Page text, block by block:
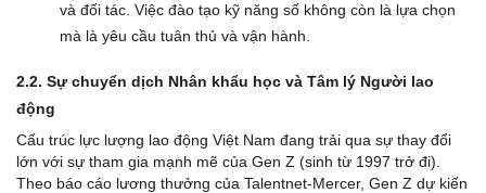
và đối tác. Việc đào tạo kỹ năng số không còn là lựa chọn
mà là yêu cầu tuân thủ và vận hành.
2.2. Sự chuyển dịch Nhân khẩu học và Tâm lý Người lao
động
Cấu trúc lực lượng lao động Việt Nam đang trải qua sự thay đổi
lớn với sự tham gia mạnh mẽ của Gen Z (sinh từ 1997 trở đi).
Theo báo cáo lương thưởng của Talentnet-Mercer, Gen Z dự kiến